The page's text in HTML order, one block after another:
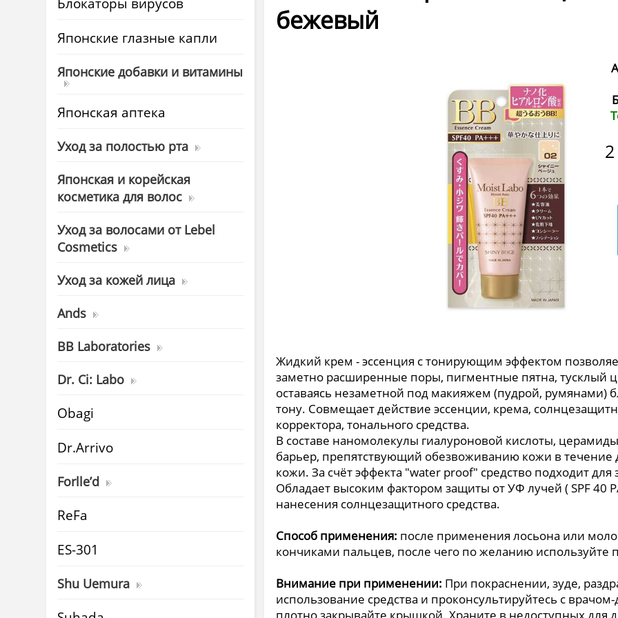
Японские глазные капли
Японские добавки и витамины
Японская аптека
Уход за полостью рта
Японская и корейская
косметика для волос
Уход за волосами от Lebel
Cosmetics
Уход за кожей лица
Ands
BB Laboratories
Dr. Ci: Labo
Obagi
Dr.Arrivo
Forlle’d
ReFa
ES-301
Shu Uemura
бежевый
Жидкий крем - эссенция с тонирующим эффектом
заметно расширенные поры, пигментные пятна, тусклый
оставаясь незаметной под макияжем (пудрой, румянами)
тону. Совмещает действие эссенции, крема,
корректора, тонального средства.
В составе наномолекулы гиалуроновой кислоты,
барьер, препятствующий обезвоживанию кожи в течение
кожи. За счёт эффекта "water proof" средство подходит
Обладает высоким фактором защиты от УФ лучей ( SPF 40
нанесения солнцезащитного средства.
Способ применения: после применения лосьона или
кончиками пальцев, после чего по желанию
Внимание при применении: При покраснении, зуде,
использование средства и проконсультируйтесь с
плотно закрывайте крышкой. Храните в недоступных для